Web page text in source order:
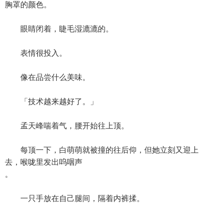
胸罩的颜色。
眼睛闭着，睫毛湿漉漉的。
表情很投入。
像在品尝什么美味。
「技术越来越好了。」
孟天峰喘着气，腰开始往上顶。
每顶一下，白萌萌就被撞的往后仰，但她立刻又迎上
去，喉咙里发出呜咽声
。
一只手放在自己腿间，隔着内裤揉。